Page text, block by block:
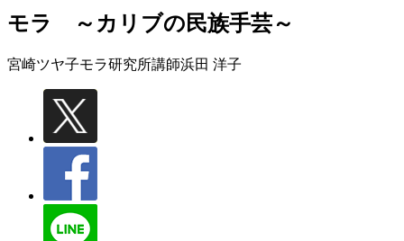
モラ ～カリブの民族手芸～
宮崎ツヤ子モラ研究所講師浜田 洋子